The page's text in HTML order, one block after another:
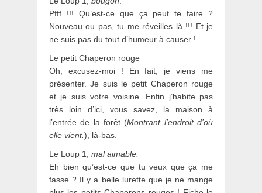
Pfff !!! Qu’est-ce que ça peut te faire ?
Nouveau ou pas, tu me réveilles là !!! Et je
ne suis pas du tout d’humeur à causer !
Le petit Chaperon rouge
Oh, excusez-moi ! En fait, je viens me
présenter. Je suis le petit Chaperon rouge
et je suis votre voisine. Enfin j’habite pas
très loin d’ici, vous savez, la maison à
l’entrée de la forêt (Montrant l’endroit d’où
elle vient.), là-bas.
Le Loup 1,
mal aimable.
Eh bien qu’est-ce que tu veux que ça me
fasse ? Il y a belle lurette que je ne mange